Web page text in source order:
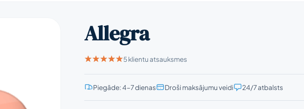
Allegra
5 klientu atsauksmes
Piegāde: 4–7 dienas Droši maksājumu veidi 24/7 atbalsts